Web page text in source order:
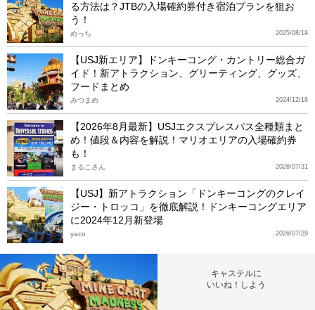
る方法は？JTBの入場確約券付き宿泊プランを狙お
う！
2025/08/19
めっち
【USJ新エリア】ドンキーコング・カントリー総合ガ
イド！新アトラクション、グリーティング、グッズ、
フードまとめ
2024/12/18
みつまめ
【2026年8月最新】USJエクスプレスパス全種類まと
め！値段＆内容を解説！マリオエリアの入場確約券
も！
2026/07/31
まるこさん
【USJ】新アトラクション「ドンキーコングのクレイ
ジー・トロッコ」を徹底解説！ドンキーコングエリア
に2024年12月新登場
2026/07/29
yaco
キャステルに
いいね！しよう